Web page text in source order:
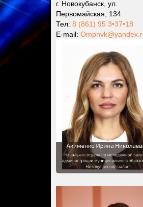
г. Новокубанск, ул.
Первомайская, 134
Тел: 8 (861) 95 3•37•18
Е-mail: